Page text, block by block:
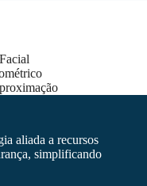
aliada a recursos
simplificando